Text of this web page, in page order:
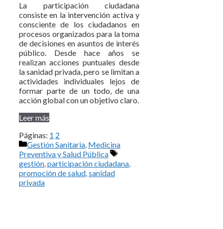
La participación ciudadana
consiste en la intervención activa y
consciente de los ciudadanos en
procesos organizados para la toma
de decisiones en asuntos de interés
público.
Desde hace años se
realizan acciones puntuales desde
la sanidad privada, pero se limitan a
actividades individuales lejos de
formar parte de un todo, de una
acción global con un objetivo claro.
Leer más
Páginas: 1 2
Categorías
Gestión Sanitaria, Medicina
Preventiva y Salud Pública
Etiquetas
gestión,participación ciudadana,
promoción de salud,sanidad
privada